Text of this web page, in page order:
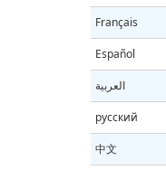
Français
Español
العربية
русский
中文